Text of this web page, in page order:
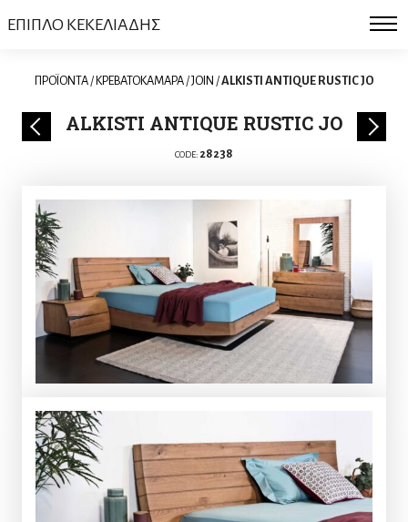
ΕΠΙΠΛΟ ΚΕΚΕΛΙΑΔΗΣ
ΠΡΟΪΟΝΤΑ/ ΚΡΕΒΑΤΟΚΑΜΑΡΑ/JOIN /ALKISTI ANTIQUE RUSTIC JO
ALKISTI ANTIQUE RUSTIC JO
CODE: 28238